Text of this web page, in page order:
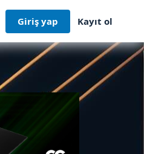
Giriş yap Kayıt ol